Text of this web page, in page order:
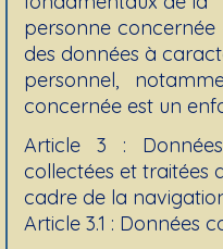
personne
des données à
personnel,
concernée est un
Article 3 :
collectées et traitées
cadre de la
Article 3.1 : Données